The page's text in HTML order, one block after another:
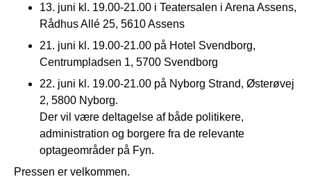
13. juni kl. 19.00-21.00 i Teatersalen i Arena Assens,
Rådhus Allé 25, 5610 Assens
21. juni kl. 19.00-21.00 på Hotel Svendborg,
Centrumpladsen 1, 5700 Svendborg
22. juni kl. 19.00-21.00 på Nyborg Strand, Østerøvej
2, 5800 Nyborg.
Der vil være deltagelse af både politikere,
administration og borgere fra de relevante
optageområder på Fyn.
Pressen er velkommen.